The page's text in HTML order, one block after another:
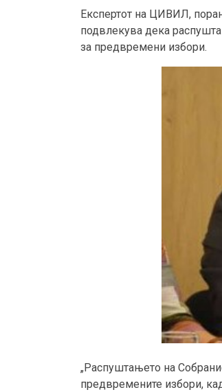
Експертот на ЦИВИЛ,
подвлекува дека
за предвремени избори.
„Распуштањето на
предвремените избори,